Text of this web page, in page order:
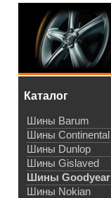
Каталог
Шины Barum
Шины Continental
Шины Dunlop
Шины Gislaved
Шины Goodyear
Шины Nokian